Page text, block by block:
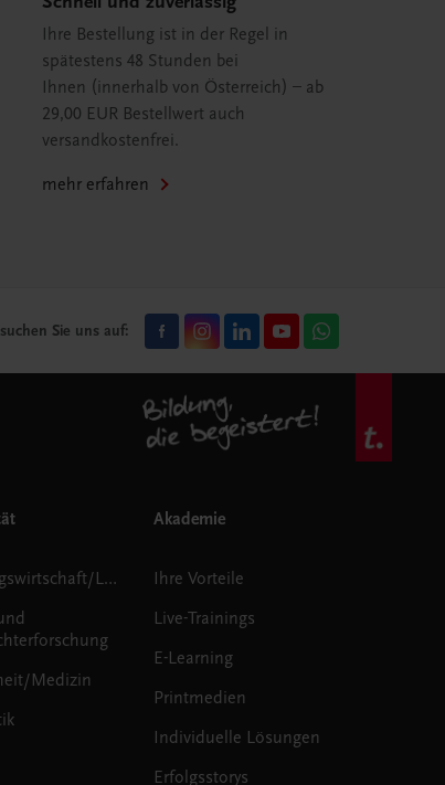
Ihre Bestellung ist in der Regel in
spätestens 48 Stunden bei
Ihnen (innerhalb von Österreich) – ab
29,00 EUR Bestellwert auch
versandkostenfrei.
mehr erfahren
Sie uns auf:
Fertigungswirtschaft/Logistik
Medizin
Akademie
Ihre Vorteile
Live-Trainings
E-Learning
Printmedien
Individuelle Lösungen
Erfolgsstorys